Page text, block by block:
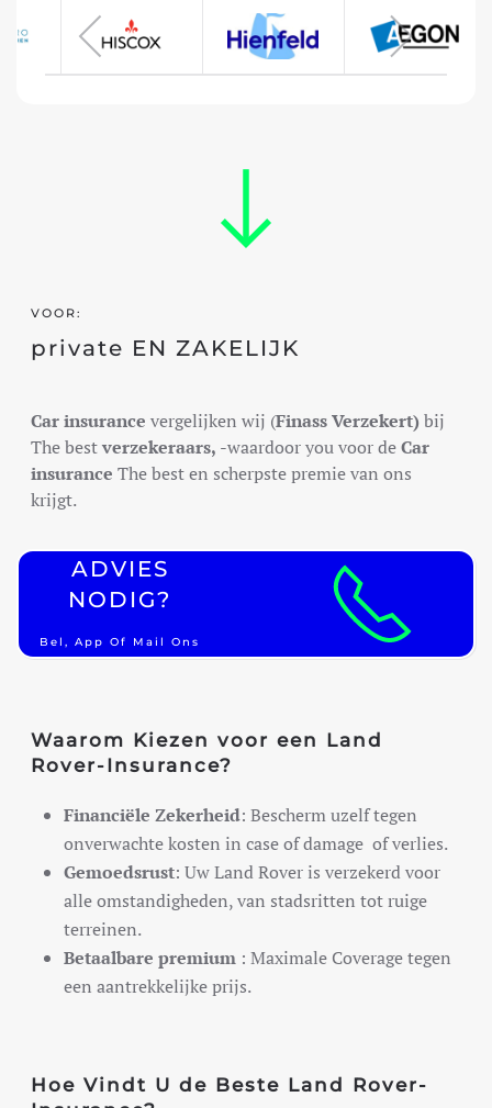
VOOR:
private EN ZAKELIJK
Car insurance vergelijken wij (Finass Verzekert)bij
The bestverzekeraars, -waardoor you voor deCar
insurance The best en scherpste premie van ons
krijgt.
ADVIES
NODIG?
Bel, App Of Mail Ons
Waarom Kiezen voor een Land
Rover-Insurance?
Financiële Zekerheid: Bescherm uzelf tegen
onverwachte kosten in case of damage of verlies.
Gemoedsrust: Uw Land Rover is verzekerd voor
alle omstandigheden, van stadsritten tot ruige
terreinen.
Betaalbare premium : Maximale Coverage tegen
een aantrekkelijke prijs.
Hoe Vindt U de Beste Land Rover-